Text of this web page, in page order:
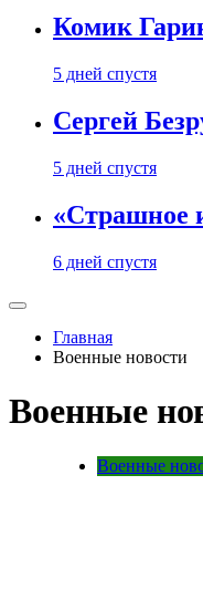
Комик
5 дней спустя
Сергей
5 дней спустя
«Страшное
6 дней спустя
Главная
Военные новости
Военные
Военные